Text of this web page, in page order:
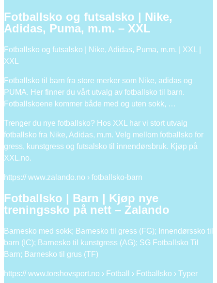
Fotballsko og futsalsko | Nike,
Adidas, Puma, m.m. – XXL
Fotballsko og futsalsko | Nike, Adidas, Puma, m.m. | XXL |
XXL
Fotballsko til barn fra store merker som Nike, adidas og
PUMA. Her finner du vårt utvalg av fotballsko til barn.
Fotballskoene kommer både med og uten sokk, …
Trenger du nye fotballsko? Hos XXL har vi stort utvalg
fotballsko fra Nike, Adidas, m.m. Velg mellom fotballsko for
gress, kunstgress og futsalsko til innendørsbruk. Kjøp på
XXL.no.
https:// www.zalando.no › fotballsko-barn
Fotballsko | Barn | Kjøp nye
treningssko på nett – Zalando
Barnesko med sokk; Barnesko til gress (FG); Innendørssko til
barn (IC); Barnesko til kunstgress (AG); SG Fotballsko Til
Barn; Barnesko til grus (TF)
https:// www.torshovsport.no › Fotball › Fotballsko › Typer